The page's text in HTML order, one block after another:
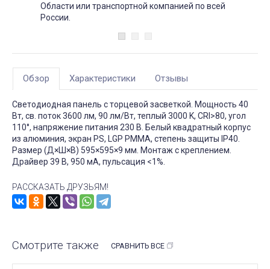
Области или транспортной компанией по всей
России.
Обзор Характеристики Отзывы
Светодиодная панель с торцевой заcветкой. Мощность 40
Вт, св. поток 3600 лм, 90 лм/Вт, теплый 3000 K, CRI>80, угол
110°, напряжение питания 230 В. Белый квадратный корпус
из алюминия, экран PS, LGP PMMA, степень защиты IP40.
Размер (Д×Ш×В) 595×595×9 мм. Монтаж с креплением.
Драйвер 39 В, 950 мА, пульсация <1%.
РАССКАЗАТЬ ДРУЗЬЯМ!
Смотрите также СРАВНИТЬ ВСЕ